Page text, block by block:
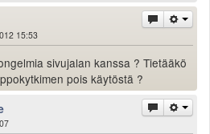
15:53
sivujalan kanssa ? Tietääkö
pois käytöstä ?